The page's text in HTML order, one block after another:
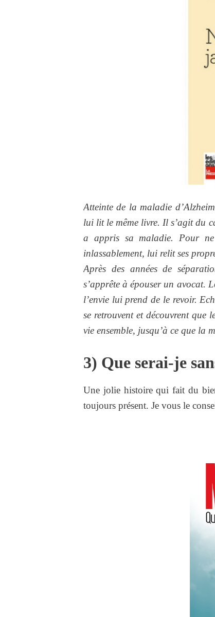
Atteinte de la maladie
lui lit le même livre. Il s’agit du
a appris sa maladie. Pour
inlassablement, lui relit ses
Après des années de
s’apprête à épouser un avocat.
l’envie lui prend de le revoir.
se retrouvent et découvrent que
vie ensemble, jusqu’à ce que la
3) Que serai-je
Une jolie histoire qui fait du
toujours présent. Je vous le